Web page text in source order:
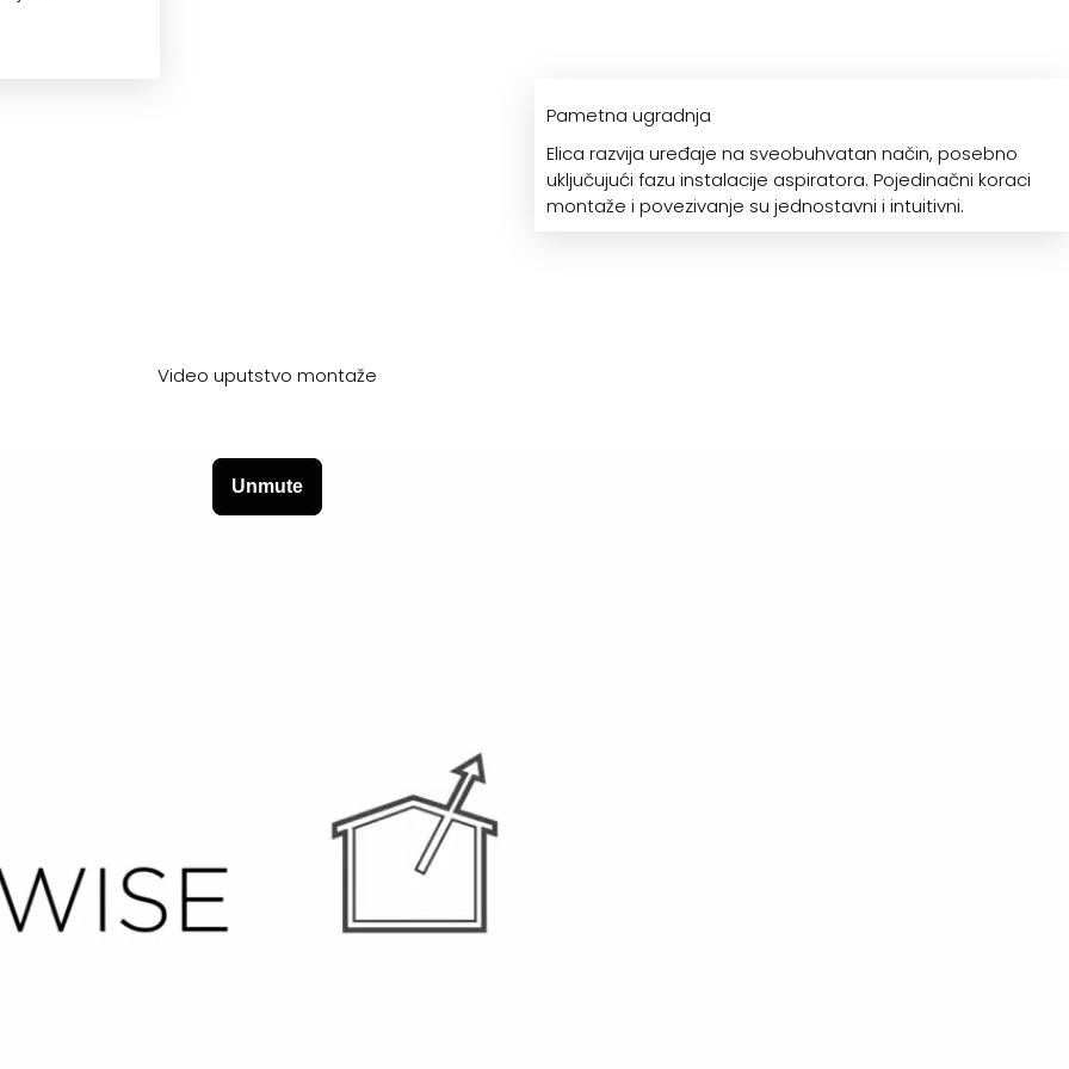
Pametna ugradnja
Elica razvija uređaje na sveobuhvatan način, posebno
uključujući fazu instalacije aspiratora. Pojedinačni koraci
montaže i povezivanje su jednostavni i intuitivni.
Video uputstvo montaže